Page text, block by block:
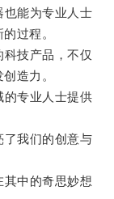
能为专业人士
过程。
技产品，不仅
造力。
专业人士提供
我们的创意与
中的奇思妙想